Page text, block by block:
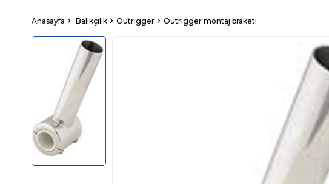
Anasayfa Balıkçılık Outrigger Outrigger montaj braketi